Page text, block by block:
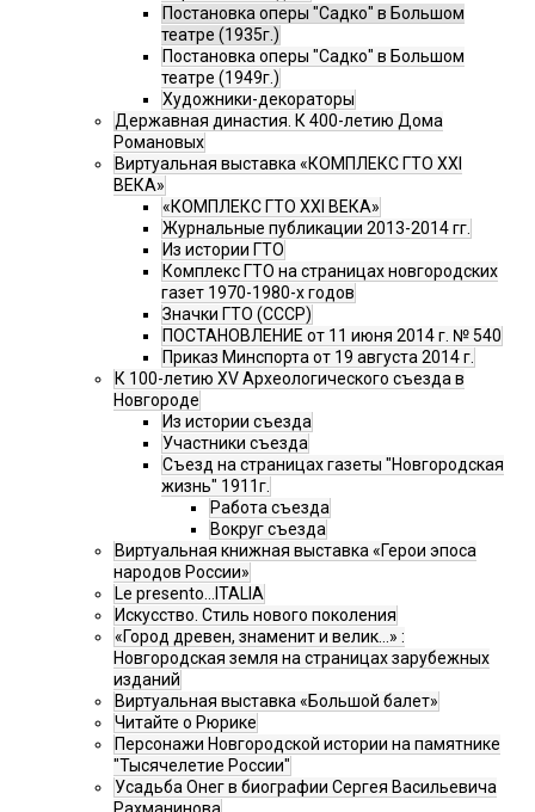
Постановка оперы "Садко" в Большом
театре (1935г.)
Постановка оперы "Садко" в Большом
театре (1949г.)
Художники-декораторы
Державная династия. К 400-летию Дома
Романовых
Виртуальная выставка «КОМПЛЕКС ГТО XXI
ВЕКА»
«КОМПЛЕКС ГТО XXI ВЕКА»
Журнальные публикации 2013-2014 гг.
Из истории ГТО
Комплекс ГТО на страницах новгородских
газет 1970-1980-х годов
Значки ГТО (СССР)
ПОСТАНОВЛЕНИЕ от 11 июня 2014 г. № 540
Приказ Минспорта от 19 августа 2014 г.
К 100-летию XV Археологического съезда в
Новгороде
Из истории съезда
Участники съезда
Cъезд на страницах газеты "Новгородская
жизнь" 1911г.
Работа съезда
Вокруг съезда
Виртуальная книжная выставка «Герои эпоса
народов России»
Le presento...ITALIA
Искусство. Стиль нового поколения
«Город древен, знаменит и велик…» :
Новгородская земля на страницах зарубежных
изданий
Виртуальная выставка «Большой балет»
Читайте о Рюрике
Персонажи Новгородской истории на памятнике
"Тысячелетие России"
Усадьба Онег в биографии Сергея Васильевича